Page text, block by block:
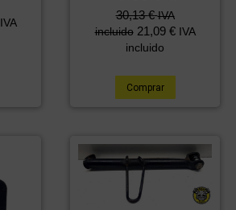
IVA
30,13€ IVA
incluido 21,09 € IVA
incluido
Comprar